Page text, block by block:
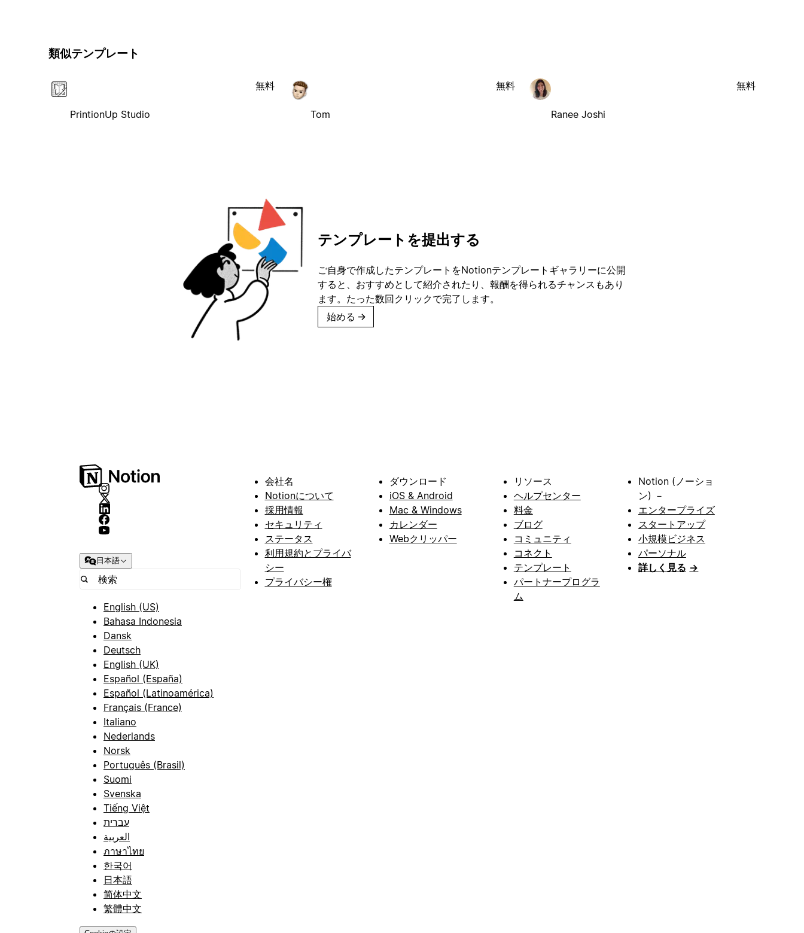
類似テンプレート
PrintionUp Studio
無料
Tom
無料
Ranee Joshi
無料
テンプレートを提出する
ご自身で作成したテンプレートをNotionテンプレートギャラリーに公開
すると、おすすめとして紹介されたり、報酬を得られるチャンスもあり
ます。たった数回クリックで完了します。
始める →
日本語
English (US)
Bahasa Indonesia
Dansk
Deutsch
English (UK)
Español (España)
Español (Latinoamérica)
Français (France)
Italiano
Nederlands
Norsk
Português (Brasil)
Suomi
Svenska
Tiếng Việt
עברית
العربية
ภาษาไทย
한국어
日本語
简体中文
繁體中文
会社名
Notionについて
採用情報
セキュリティ
ステータス
利用規約とプライバ
シー
プライバシー権
ダウンロード
iOS & Android
Mac & Windows
カレンダー
Webクリッパー
リソース
ヘルプセンター
料金
ブログ
コミュニティ
コネクト
テンプレート
パートナープログラ
ム
Notion (ノーショ
ン) －
エンタープライズ
スタートアップ
小規模ビジネス
パーソナル
詳しく見る →